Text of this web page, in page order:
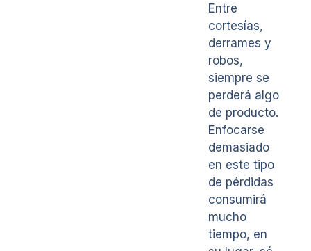
Entre
cortesías,
derrames y
robos,
siempre se
perderá algo
de producto.
Enfocarse
demasiado
en este tipo
de pérdidas
consumirá
mucho
tiempo, en